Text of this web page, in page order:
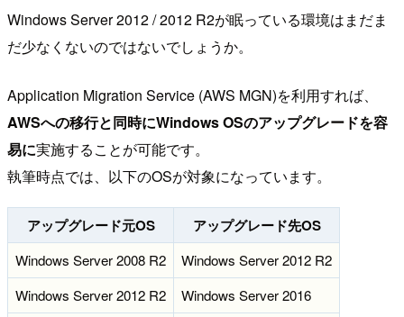
Windows Server 2012 / 2012 R2が眠っている環境はまだま
だ少なくないのではないでしょうか。
Application Migration Service (AWS MGN)を利用すれば、
AWSへの移行と同時にWindows OSのアップグレードを容
易に実施することが可能です。
執筆時点では、以下のOSが対象になっています。
アップグレード元OS アップグレード先OS
Windows Server 2008 R2
Windows Server 2012 R2
Windows Server 2012 R2
Windows Server 2016